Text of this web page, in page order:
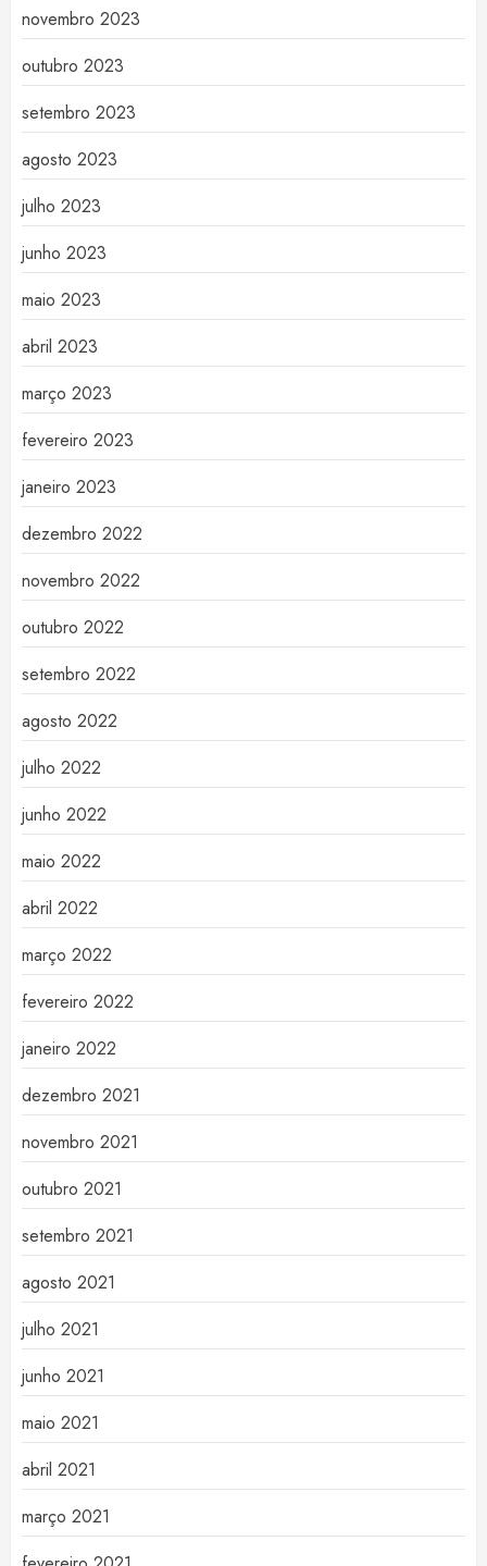
novembro 2023
outubro 2023
setembro 2023
agosto 2023
julho 2023
junho 2023
maio 2023
abril 2023
março 2023
fevereiro 2023
janeiro 2023
dezembro 2022
novembro 2022
outubro 2022
setembro 2022
agosto 2022
julho 2022
junho 2022
maio 2022
abril 2022
março 2022
fevereiro 2022
janeiro 2022
dezembro 2021
novembro 2021
outubro 2021
setembro 2021
agosto 2021
julho 2021
junho 2021
maio 2021
abril 2021
março 2021